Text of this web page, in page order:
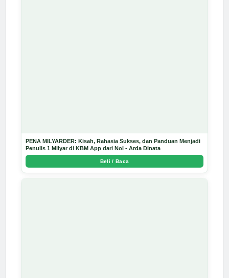
PENA MILYARDER: Kisah, Rahasia Sukses, dan Panduan Menjadi
Penulis 1 Milyar di KBM App dari Nol - Arda Dinata
Beli / Baca